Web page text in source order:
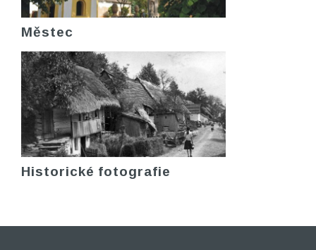
Městec
Historické fotografie